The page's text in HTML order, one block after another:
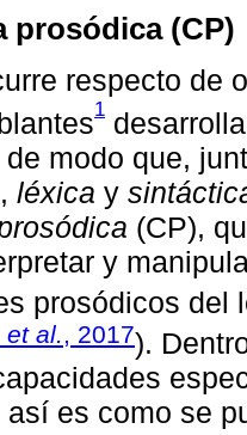
prosódica (CP)
respecto de
1
de modo que,
, léxica y
(CP),
y
prosódicos del
et al., 2017).
así es como se